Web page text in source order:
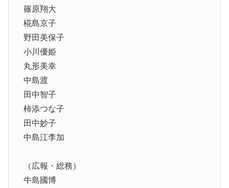
篠原翔大
椛島京子
野田美保子
小川優姫
丸形美幸
中島渡
田中智子
柿添つな子
田中妙子
中島江李加
（広報・総務）
牛島國博